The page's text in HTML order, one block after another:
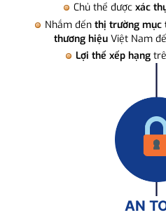
Chủ thể được xác
Nhắm đến thị trường mục
thương hiệuViệt Nam
Lợi thế xếp hạng
AN